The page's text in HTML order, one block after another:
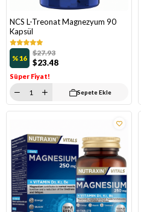
NCS L-Treonat Magnezyum 90
Kapsül
%16 $23.48
$27.93
Süper Fiyat!
Sepete Ekle